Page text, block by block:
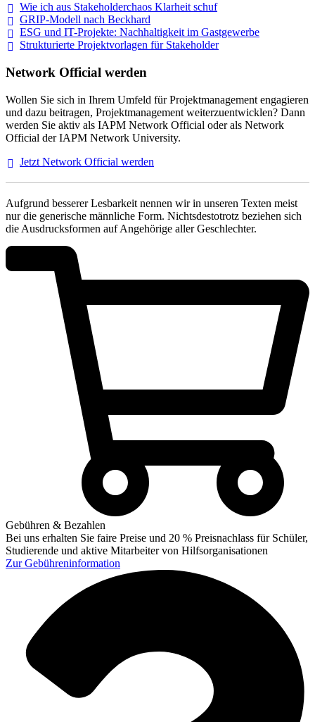
Wie ich aus Stakeholderchaos Klarheit schuf
GRIP-Modell nach Beckhard
ESG und IT-Projekte: Nachhaltigkeit im Gastgewerbe
Strukturierte Projektvorlagen für Stakeholder
Network Official werden
Wollen Sie sich in Ihrem Umfeld für Projektmanagement engagieren
und dazu beitragen, Projektmanagement weiterzuentwicklen? Dann
werden Sie aktiv als IAPM Network Official oder als Network
Official der IAPM Network University.
Jetzt Network Official werden
Aufgrund besserer Lesbarkeit nennen wir in unseren Texten meist
nur die generische männliche Form. Nichtsdestotrotz beziehen sich
die Ausdrucksformen auf Angehörige aller Geschlechter.
Gebühren & Bezahlen
Bei uns erhalten Sie faire Preise und 20 % Preisnachlass für Schüler,
Studierende und aktive Mitarbeiter von Hilfsorganisationen
ZurGebühreninformation